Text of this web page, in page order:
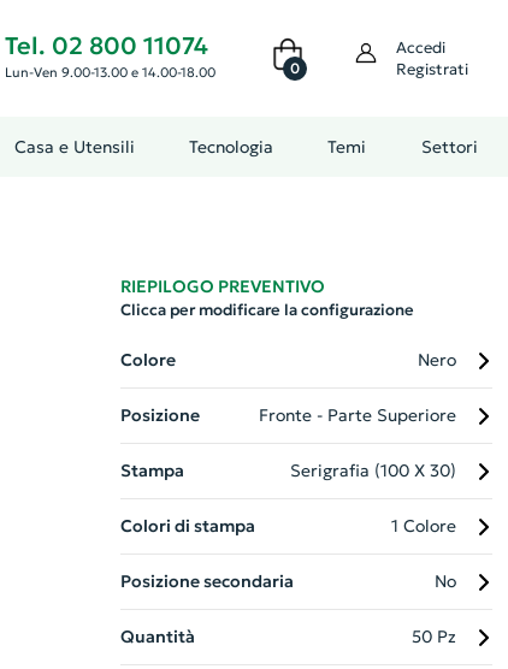
Tel. 02 800 11074
Lun-Ven 9.00-13.00 e 14.00-18.00 0
Accedi
Registrati
Casa e Utensili Tecnologia Temi Settori
RIEPILOGO PREVENTIVO
Clicca per modificare la configurazione
Colore Nero
Posizione Fronte - Parte Superiore
Stampa Serigrafia (100 X 30)
Colori di stampa 1 Colore
Posizione secondaria No
Quantità 50 Pz